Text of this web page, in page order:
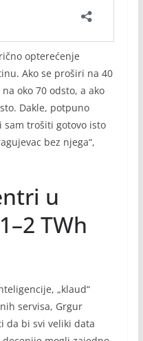
opterećenje
Ako se proširi na 40
oko 70 odsto, a ako
Dakle, potpuno
sam trošiti gotovo isto
bez njega“,
u
TWh
„klaud“
servisa, Grgur
da bi svi veliki data